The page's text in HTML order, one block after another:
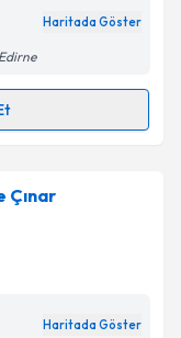
Aydınlatma
belirtilen
Haritada Göster
için randevu
randevu
e-posta ile
Çınar
Haritada Göster